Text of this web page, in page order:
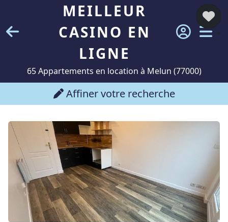
MEILLEUR
CASINO EN
LIGNE
65 Appartements en location à Melun (77000)
Affiner votre recherche